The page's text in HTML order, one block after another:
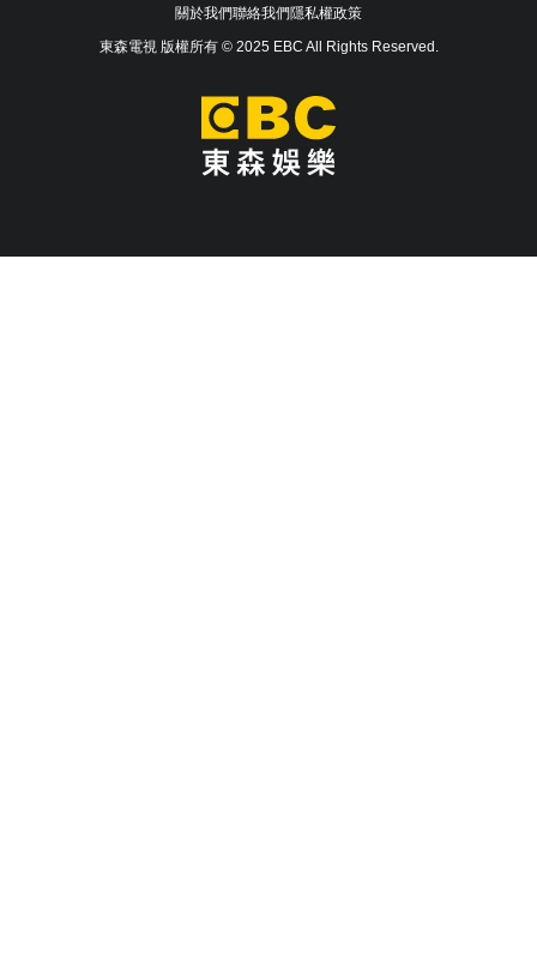
關於我們聯絡我們隱私權政策
東森電視 版權所有 © 2025 EBC All Rights Reserved.